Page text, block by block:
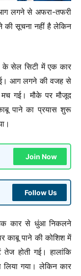
लगने से अफरा-तफरी
की सूचना नहीं है लेकिन
के सेल सिटी में एक कार
आग लगने की वजह से
गई। मौके पर मौजूद
पाने का प्रयास शुरू
Join Now
Follow Us
कार से धुंआ निकलने
काबू पाने की कोशिश में
होती गई। हालांकि
गया। लेकिन कार